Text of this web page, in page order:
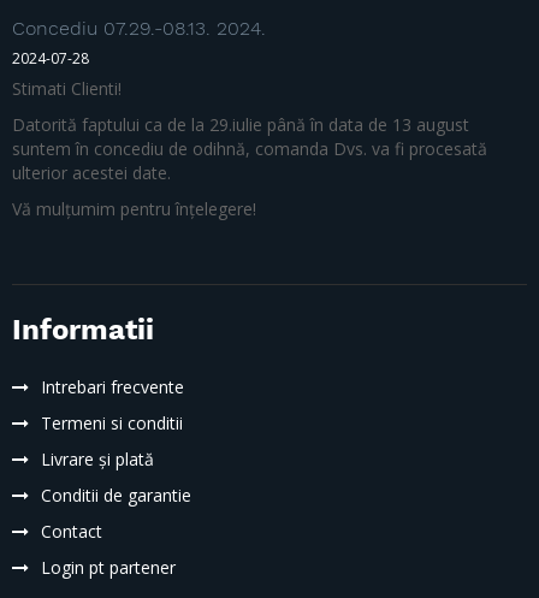
Concediu 07.29.-08.13. 2024.
2024-07-28
Stimati Clienti!
Datorită faptului ca de la 29.iulie până în data de 13 august
suntem în concediu de odihnă, comanda Dvs. va fi procesată
ulterior acestei date.
Vă mulțumim pentru înțelegere!
Informatii
Intrebari frecvente
Termeni si conditii
Livrare și plată
Conditii de garantie
Contact
Login pt partener